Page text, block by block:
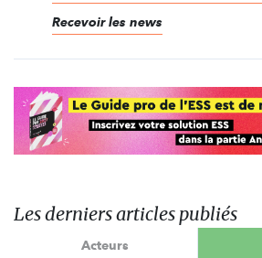
Recevoir les news
Les derniers articles publiés
Acteurs